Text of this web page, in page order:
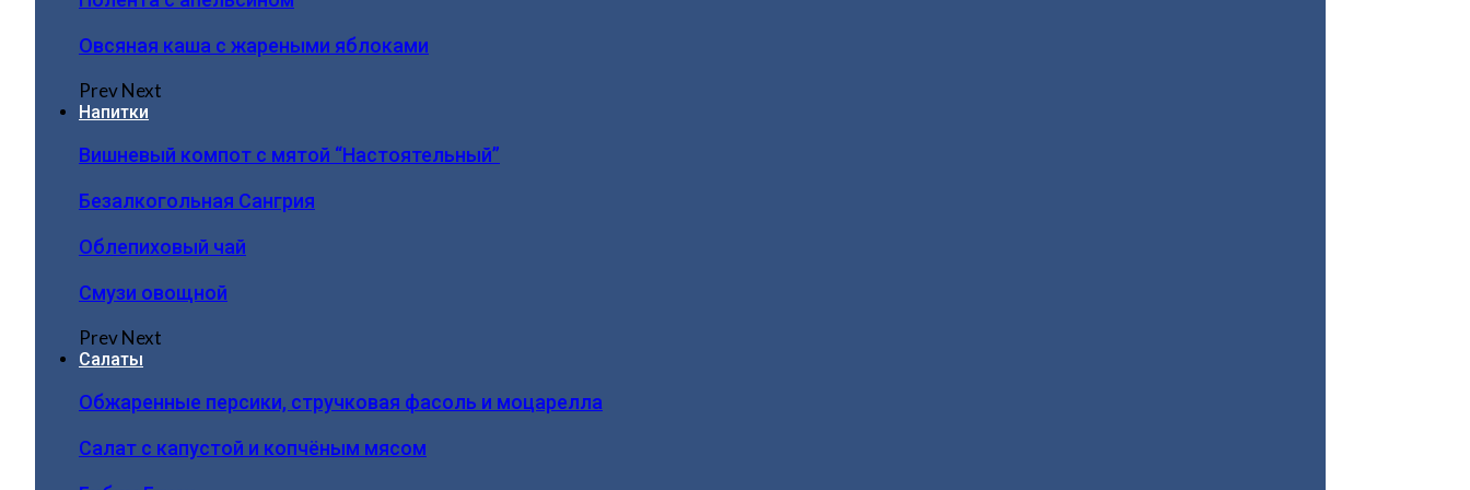
Овсяная каша с жареными яблоками
PrevNext
Напитки
Вишневый компот с мятой “Настоятельный”
Безалкогольная Сангрия
Облепиховый чай
Смузи овощной
PrevNext
Салаты
Обжаренные персики, стручковая фасоль и моцарелла
Салат с капустой и копчёным мясом